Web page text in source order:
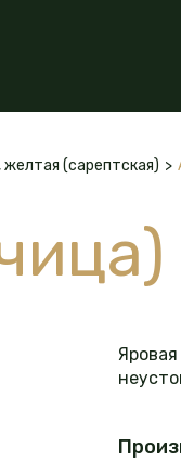
желтая (сарептская) >